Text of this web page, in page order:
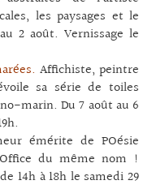
les paysages et le
2 août. Vernissage le
Affichiste, peintre
sa série de toiles
marin. Du 7 août au 6
émérite de POésie
du même nom !
14h à 18h le samedi 29